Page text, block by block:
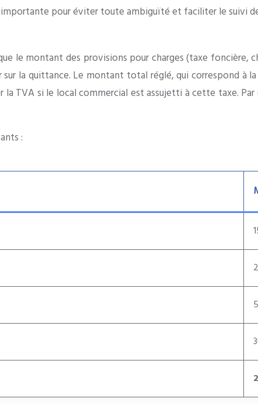
importante pour éviter toute ambiguïté et faciliter le suivi
le montant des provisions pour charges (taxe foncière,
la quittance. Le montant total réglé, qui correspond à
TVA si le local commercial est assujetti à cette taxe.
: